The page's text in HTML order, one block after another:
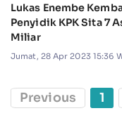
Lukas Enembe
Penyidik KPK Sita 7
Miliar
Jumat, 28 Apr 2023 15:36
Previous 1